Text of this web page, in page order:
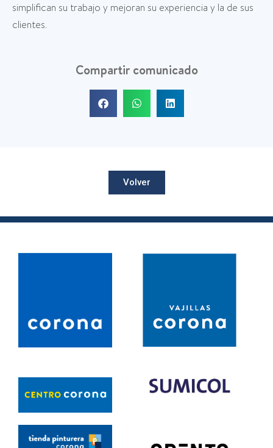
simplifican su trabajo y mejoran su experiencia y la de sus
clientes.
Compartir comunicado
Volver